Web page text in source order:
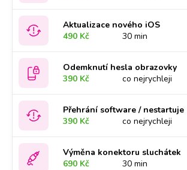
Aktualizace nového iOS
490 Kč
30 min
Odemknutí hesla obrazovky
390 Kč
co nejrychleji
Přehrání software / nestartuje
390 Kč
co nejrychleji
Výměna konektoru sluchátek
690 Kč
30 min